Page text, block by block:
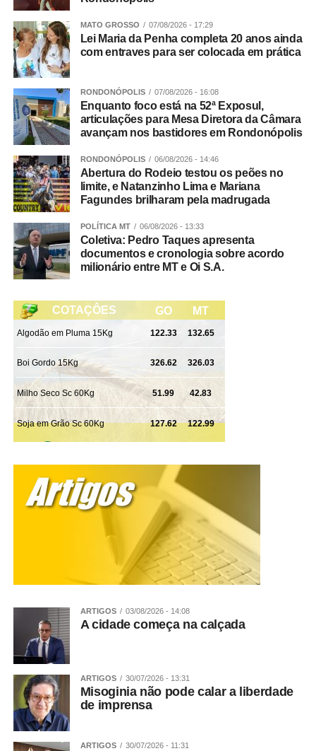
Pavilhão de Palestras
16h – O mercado mudou, e seu boi? Waldemar Maia,
gerente de fomento Minerva Foods
Pavilhão de Palestras
17h – O que as novilhas do cedo tem de especial e quais
são as novidades de manejo reprodutivo para elas?
Alexandre Prata, gerente técnico GlobalGen.
Pavilhão de Palestras
18h – Governança na Empresa Familiar/gestão dos
membros, filhos, sucessão no negócio – Safras e Cifras.
Pavilhão de Palestras
17h – Ordenha Oficial do 32º Torneio Leiteiro – Pavilhão
Pedro Neves
SENAR
19h – Leilão Virtual – Centro de Eventos
Logo após o rodeio Show Nacional – Eduardo Costa
WhatsApp
Facebook
Twitter
Messenger
LinkedIn
Share
MATO GROSSO 07/08/2026 - 17:29
Lei Maria da Penha completa 20 anos ainda
com entraves para ser colocada em prática
RONDONÓPOLIS 07/08/2026 - 16:08
Enquanto foco está na 52ª Exposul,
articulações para Mesa Diretora da Câmara
avançam nos bastidores em Rondonópolis
RONDONÓPOLIS 06/08/2026 - 14:46
Abertura do Rodeio testou os peões no
limite, e Natanzinho Lima e Mariana
Fagundes brilharam pela madrugada
POLÍTICA MT 06/08/2026 - 13:33
Coletiva: Pedro Taques apresenta
documentos e cronologia sobre acordo
milionário entre MT e Oi S.A.
ARTIGOS 03/08/2026 - 14:08
A cidade começa na calçada
ARTIGOS 30/07/2026 - 13:31
Misoginia não pode calar a liberdade
de imprensa
ARTIGOS 30/07/2026 - 11:31